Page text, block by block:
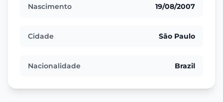
Nascimento 19/08/2007
Cidade São Paulo
Nacionalidade Brazil